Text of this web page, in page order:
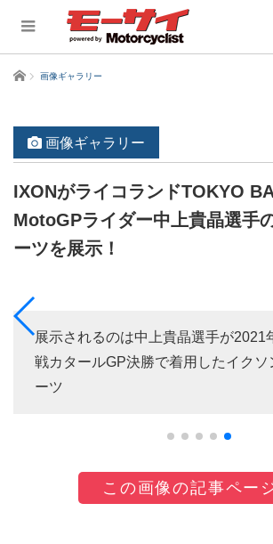
ホーム 画像ギャラリー
画像ギャラリー
IXONがライコランドTOKYO
MotoGPライダー中上貴晶選手
ーツを展示！
展示されるのは中上貴晶選手が2021
戦カタールGP決勝で着用したイクソ
ーツ
この画像の記事ペー